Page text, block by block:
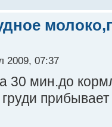
2009, 07:37
30 мин.до